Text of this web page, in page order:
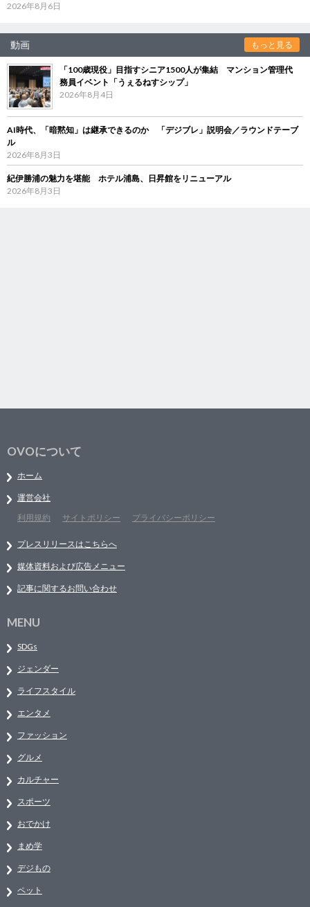
2026年8月6日
動画 もっと見る
「100歳現役」目指すシニア1500人が集結 マンション管理代
務員イベント「うぇるねすシップ」
2026年8月4日
AI時代、「暗黙知」は継承できるのか 「デジブレ」説明会／ラウンドテーブ
ル
2026年8月3日
紀伊勝浦の魅力を堪能 ホテル浦島、日昇館をリニューアル
2026年8月3日
OVOについて
ホーム
運営会社
利用規約
サイトポリシー プライバシーポリシー
プレスリリースはこちらへ
媒体資料および広告メニュー
記事に関するお問い合わせ
MENU
SDGs
ジェンダー
ライフスタイル
エンタメ
ファッション
グルメ
カルチャー
スポーツ
おでかけ
まめ学
デジもの
ペット